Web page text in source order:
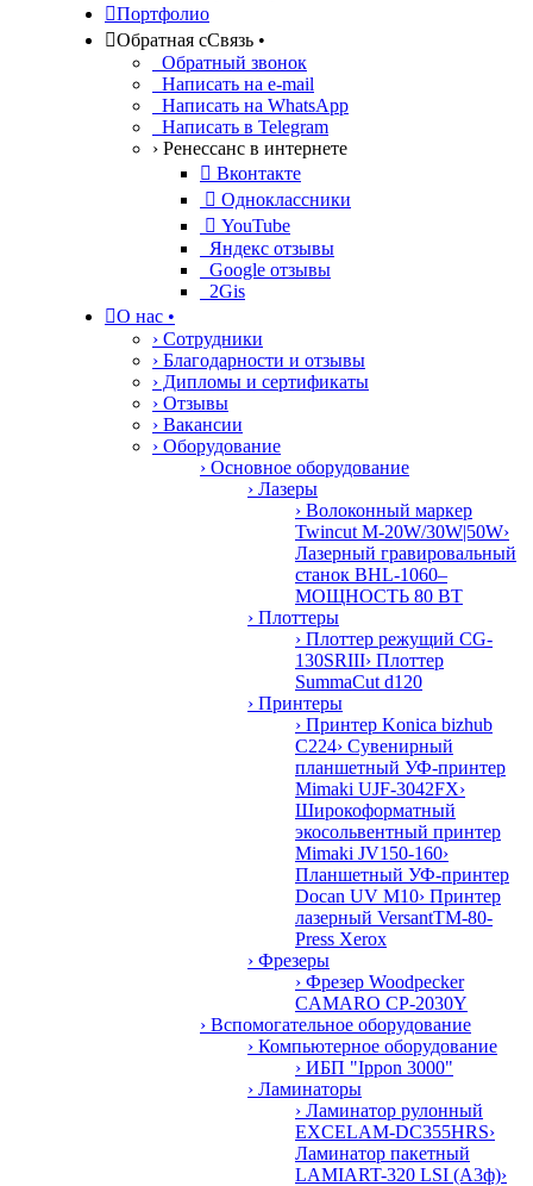
Портфолио
Обратная сСвязь •
Обратный звонок
Написать на e-mail
Написать на WhatsApp
Написать в Telegram
› Ренессанс в интернете
 Вконтакте
 Одноклассники
 YouTube
Яндекс отзывы
Google отзывы
2Gis
О нас •
› Сотрудники
› Благодарности и отзывы
› Дипломы и сертификаты
› Отзывы
› Вакансии
› Оборудование
› Основное оборудование
› Лазеры
› Волоконный маркер
Twincut M-20W/30W|50W›
Лазерный гравировальный
станок BHL-1060–
МОЩНОСТЬ 80 ВТ
› Плоттеры
› Плоттер режущий CG-
130SRIII› Плоттер
SummaCut d120
› Принтеры
› Принтер Konica bizhub
C224› Сувенирный
планшетный УФ-принтер
Mimaki UJF-3042FX›
Широкоформатный
экосольвентный принтер
Mimaki JV150-160›
Планшетный УФ-принтер
Docan UV M10› Принтер
лазерный VersantTM-80-
Press Xerox
› Фрезеры
› Фрезер Woodpecker
CAMARO CP-2030Y
› Вспомогательное оборудование
› Компьютерное оборудование
› ИБП "Ippon 3000"
› Ламинаторы
› Ламинатор рулонный
EXCELAM-DC355HRS›
Ламинатор пакетный
LAMIART-320 LSI (А3ф)›